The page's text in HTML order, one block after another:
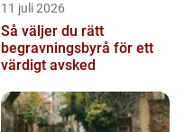
11 juli 2026
Så väljer du rätt
begravningsbyrå för ett
värdigt avsked